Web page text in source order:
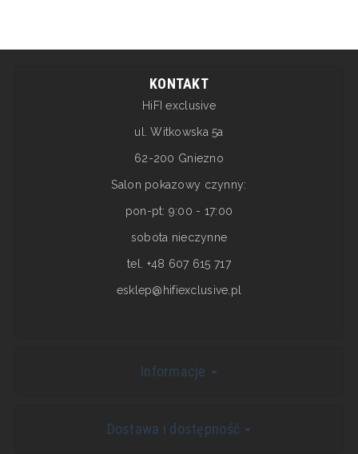
KONTAKT
HiFI exclusive
ul. Witkowska 5a
62-200 Gniezno
Salon pokazowy czynny:
pon-pt: 9:00 - 17:00
sobota nieczynne
tel. +48 607 615 717
esklep@hifiexclusive.pl
Informacje
Dostawa i dostępność